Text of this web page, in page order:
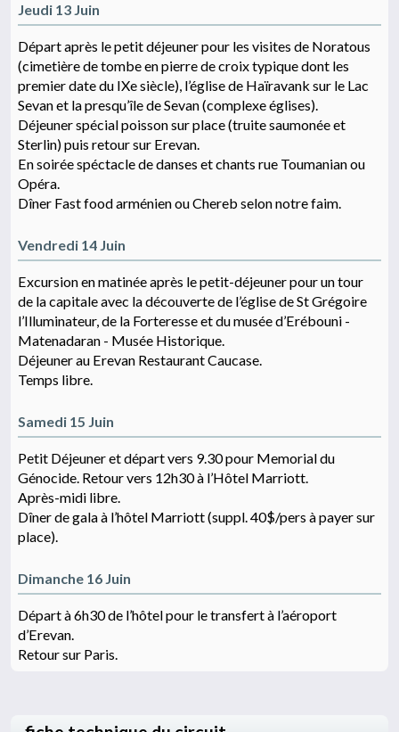
Jeudi 13 Juin
Départ après le petit déjeuner pour les visites de Noratous
(cimetière de tombe en pierre de croix typique dont les
premier date du IXe siècle), l’église de Haïravank sur le Lac
Sevan et la presqu’île de Sevan (complexe églises).
Déjeuner spécial poisson sur place (truite saumonée et
Sterlin) puis retour sur Erevan.
En soirée spéctacle de danses et chants rue Toumanian ou
Opéra.
Dîner Fast food arménien ou Chereb selon notre faim.
Vendredi 14 Juin
Excursion en matinée après le petit-déjeuner pour un tour
de la capitale avec la découverte de l’église de St Grégoire
l’Illuminateur, de la Forteresse et du musée d’Erébouni -
Matenadaran - Musée Historique.
Déjeuner au Erevan Restaurant Caucase.
Temps libre.
Samedi 15 Juin
Petit Déjeuner et départ vers 9.30 pour Memorial du
Génocide. Retour vers 12h30 à l’Hôtel Marriott.
Après-midi libre.
Dîner de gala à l’hôtel Marriott (suppl. 40$/pers à payer sur
place).
Dimanche 16 Juin
Départ à 6h30 de l’hôtel pour le transfert à l’aéroport
d’Erevan.
Retour sur Paris.